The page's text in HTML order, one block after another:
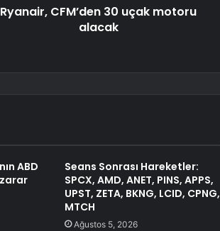
Ryanair, CFM’den 30 uçak motoru
alacak
ABD
Seans Sonrası Hareketler:
SPCX, AMD, ANET, PINS, APPS,
UPST, ZETA, BKNG, LCID, CPNG,
MTCH
Ağustos 5, 2026